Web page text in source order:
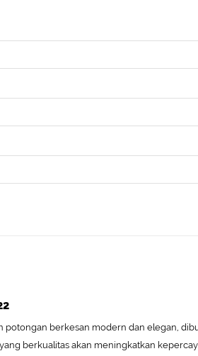
potongan berkesan modern dan elegan,
berkualitas akan meningkatkan